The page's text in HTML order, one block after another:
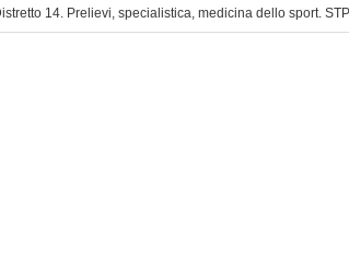
14. Prelievi, specialistica, medicina dello sport.